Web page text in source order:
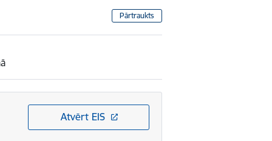
Pārtraukts
Atvērt EIS